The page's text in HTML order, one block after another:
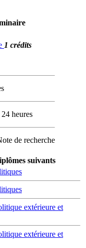
1 crédits
heures
de recherche
suivants
extérieure et
extérieure et